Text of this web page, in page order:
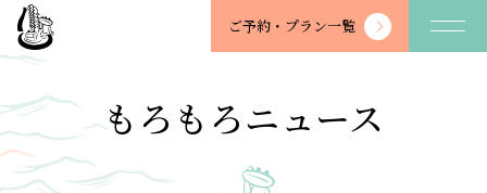
望
川
-
BOSENKAN
ご予約・ プラン一覧
もろもろニュース